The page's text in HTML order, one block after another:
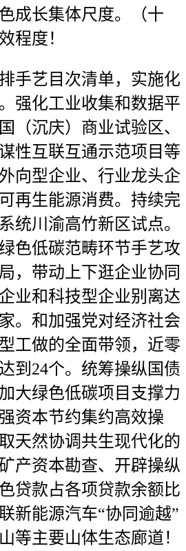
成长集体尺度。（十
程度！
艺目次清单，实施化
强化工业收集和数据平
（沉庆）商业试验区、
性互联互通示范项目等
向型企业、行业龙头企
再生能源消费。持续完
统川渝高竹新区试点。
色低碳范畴环节手艺攻
，带动上下逛企业协同
业和科技型企业别离达
。和加强党对经济社会
工做的全面带领，近零
到24个。统筹操纵国债
大绿色低碳项目支撑力
资本节约集约高效操
天然协调共生现代化的
产资本勘查、开辟操纵
贷款占各项贷款余额比
新能源汽车“协同逾越”
等主要山体生态廊道！